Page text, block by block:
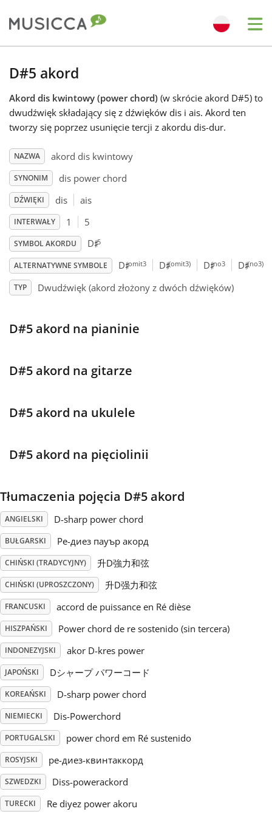
Български
Deutsch
English
Español
한국어
हिन्दी
Italiano
日本語
Polski
Português
Русский
Svenska
Tiếng Việt
Türkçe
Українська
简体中文
繁體中文
D#5 akord
Akord dis kwintowy (power chord) (w skrócie akord D#5) to
dwudźwięk składający się z dźwięków dis i ais. Akord ten
tworzy się poprzez usunięcie tercji z akordu dis-dur.
NAZWA akord dis kwintowy
SYNONIM dis power chord
DŹWIĘKI dis ais
INTERWAŁY 1 5
SYMBOL AKORDU D♯5
ALTERNATYWNE SYMBOLE D♯omit3 D♯(omit3) D♯no3 D♯(no3)
TYP Dwudźwięk (akord złożony z dwóch dźwięków)
D#5 akord na pianinie
D#5 akord na gitarze
D#5 akord na ukulele
D#5 akord na pięciolinii
Tłumaczenia pojęcia D#5 akord
ANGIELSKI D-sharp power chord
BUŁGARSKI Ре-диез пауър акорд
CHIŃSKI (TRADYCYJNY) 升D強力和弦
CHIŃSKI (UPROSZCZONY) 升D强力和弦
FRANCUSKI accord de puissance en Ré dièse
HISZPAŃSKI Power chord de re sostenido (sin tercera)
INDONEZYJSKI akor D-kres power
JAPOŃSKI Dシャープ パワーコード
KOREAŃSKI D-sharp power chord
NIEMIECKI Dis-Powerchord
PORTUGALSKI power chord em Ré sustenido
ROSYJSKI ре-диез-квинтаккорд
SZWEDZKI Diss-powerackord
TURECKI Re diyez power akoru